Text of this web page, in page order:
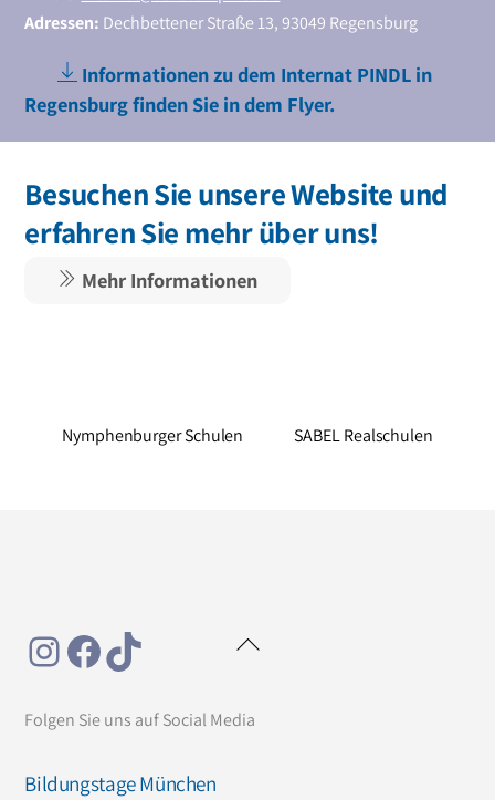
Adressen: Dechbettener Straße 13, 93049 Regensburg
Informationen zu dem Internat PINDL in
Regensburg finden Sie in dem Flyer.
Besuchen Sie unsere Website und
erfahren Sie mehr über uns!
Mehr Informationen
Nymphenburger Schulen SABEL Realschulen
Back
Instagram
Facebook
TikTok
Folgen Sie uns auf Social Media
Bildungstage München